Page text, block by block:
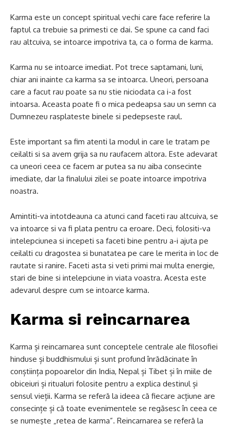
Karma este un concept spiritual vechi care face referire la
faptul ca trebuie sa primesti ce dai. Se spune ca cand faci
rau altcuiva, se intoarce impotriva ta, ca o forma de karma.
Karma nu se intoarce imediat. Pot trece saptamani, luni,
chiar ani inainte ca karma sa se intoarca. Uneori, persoana
care a facut rau poate sa nu stie niciodata ca i-a fost
intoarsa. Aceasta poate fi o mica pedeapsa sau un semn ca
Dumnezeu rasplateste binele si pedepseste raul.
Este important sa fim atenti la modul in care le tratam pe
ceilalti si sa avem grija sa nu raufacem altora. Este adevarat
ca uneori ceea ce facem ar putea sa nu aiba consecinte
imediate, dar la finalului zilei se poate intoarce impotriva
noastra.
Amintiti-va intotdeauna ca atunci cand faceti rau altcuiva, se
va intoarce si va fi plata pentru ca eroare. Deci, folositi-va
intelepciunea si incepeti sa faceti bine pentru a-i ajuta pe
ceilalti cu dragostea si bunatatea pe care le merita in loc de
rautate si ranire. Faceti asta si veti primi mai multa energie,
stari de bine si intelepciune in viata voastra. Acesta este
adevarul despre cum se intoarce karma.
Karma si reincarnarea
Karma și reincarnarea sunt conceptele centrale ale filosofiei
hinduse și buddhismului și sunt profund înrădăcinate în
conștiința popoarelor din India, Nepal și Tibet și în miile de
obiceiuri și ritualuri folosite pentru a explica destinul și
sensul vieții. Karma se referă la ideea că fiecare acțiune are
consecințe și că toate evenimentele se regăsesc în ceea ce
se numește „retea de karma”. Reincarnarea se referă la